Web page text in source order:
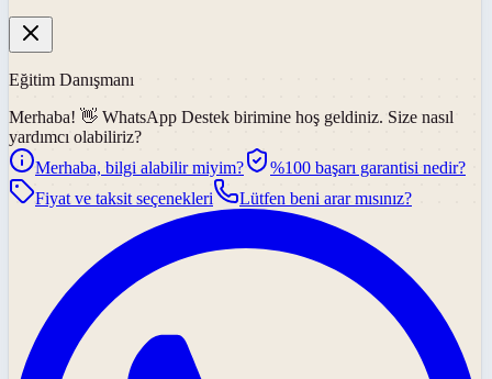
Eğitim Danışmanı
Merhaba! 👋 WhatsApp Destek birimine hoş geldiniz. Size nasıl
yardımcı olabiliriz?
Merhaba, bilgi alabilir miyim?
%100 başarı garantisi nedir?
Fiyat ve taksit seçenekleri
Lütfen beni arar mısınız?